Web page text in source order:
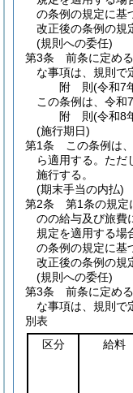
の条例の規定に基
改正後の条例の規
(規則への委任)
第3条
前条に定め
な事項は、規則で
附 則(令和7
この条例は、令和
附 則(令和8
(施行期日)
第1条
この条例は
ら適用する。 ただ
施行する。
(期末手当の内払)
第2条
第1条の規定
のの給与及び旅費
規定を適用する場
の条例の規定に基
改正後の条例の規
(規則への委任)
第3条
前条に定め
な事項は、規則で
別表
区分
給料